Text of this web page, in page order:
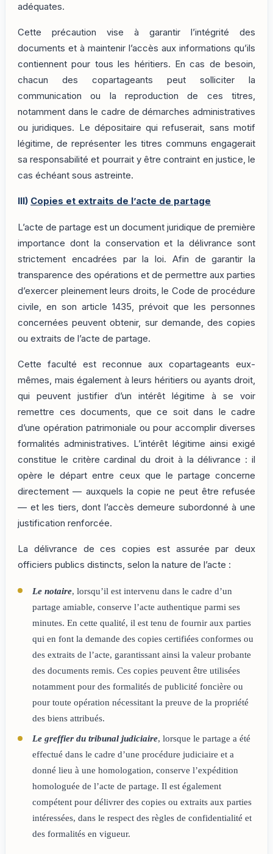
adéquates.
Cette précaution vise à garantir l’intégrité des
documents et à maintenir l’accès aux informations qu’ils
contiennent pour tous les héritiers. En cas de besoin,
chacun des copartageants peut solliciter la
communication ou la reproduction de ces titres,
notamment dans le cadre de démarches administratives
ou juridiques. Le dépositaire qui refuserait, sans motif
légitime, de représenter les titres communs engagerait
sa responsabilité et pourrait y être contraint en justice, le
cas échéant sous astreinte.
III) Copies et extraits de l’acte de partage
L’acte de partage est un document juridique de première
importance dont la conservation et la délivrance sont
strictement encadrées par la loi. Afin de garantir la
transparence des opérations et de permettre aux parties
d’exercer pleinement leurs droits, le Code de procédure
civile, en son article 1435, prévoit que les personnes
concernées peuvent obtenir, sur demande, des copies
ou extraits de l’acte de partage.
Cette faculté est reconnue aux copartageants eux-
mêmes, mais également à leurs héritiers ou ayants droit,
qui peuvent justifier d’un intérêt légitime à se voir
remettre ces documents, que ce soit dans le cadre
d’une opération patrimoniale ou pour accomplir diverses
formalités administratives. L’intérêt légitime ainsi exigé
constitue le critère cardinal du droit à la délivrance : il
opère le départ entre ceux que le partage concerne
directement — auxquels la copie ne peut être refusée
— et les tiers, dont l’accès demeure subordonné à une
justification renforcée.
La délivrance de ces copies est assurée par deux
officiers publics distincts, selon la nature de l’acte :
Le notaire, lorsqu’il est intervenu dans le cadre d’un
partage amiable, conserve l’acte authentique parmi ses
minutes. En cette qualité, il est tenu de fournir aux parties
qui en font la demande des copies certifiées conformes ou
des extraits de l’acte, garantissant ainsi la valeur probante
des documents remis. Ces copies peuvent être utilisées
notamment pour des formalités de publicité foncière ou
pour toute opération nécessitant la preuve de la propriété
des biens attribués.
Le greffier du tribunal judiciaire, lorsque le partage a été
effectué dans le cadre d’une procédure judiciaire et a
donné lieu à une homologation, conserve l’expédition
homologuée de l’acte de partage. Il est également
compétent pour délivrer des copies ou extraits aux parties
intéressées, dans le respect des règles de confidentialité et
des formalités en vigueur.